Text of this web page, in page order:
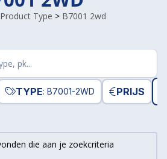
Product Type > B7001 2wd
TYPE: B7001-2WD PRIJS
die aan je zoekcriteria